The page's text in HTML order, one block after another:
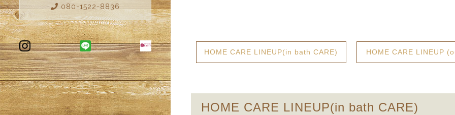
080-1522-8836
HOME CARE LINEUP(in bath CARE) HOME CARE LINEUP
HOME CARE LINEUP(in bath CARE)